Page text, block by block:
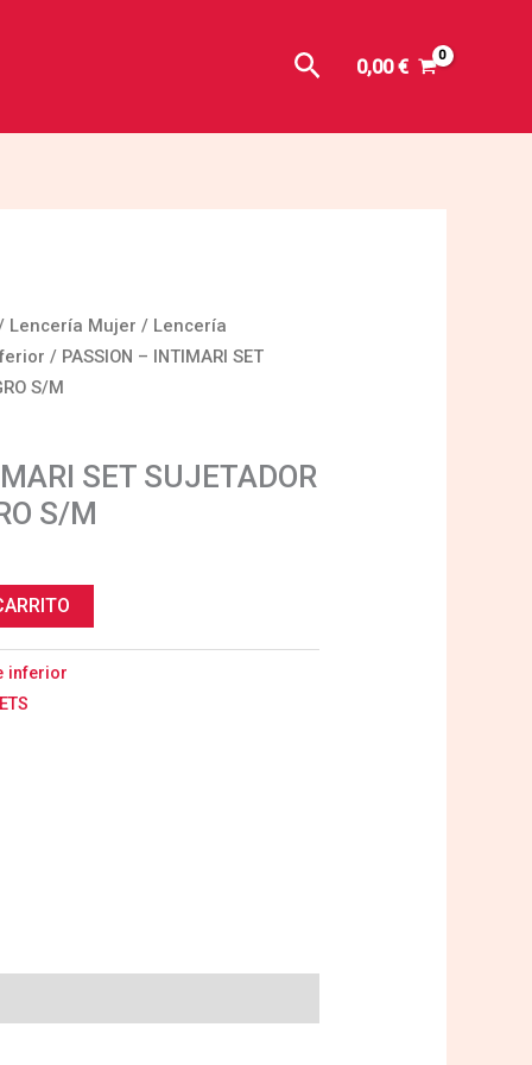
Buscar
0,00€
Lencería Mujer / Lencería
/ PASSION – INTIMARI SET
S/M
SET SUJETADOR
S/M
inferior